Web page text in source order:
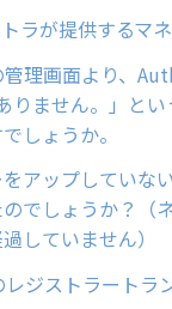
ラが提供するマ
理画面より、
りません。」と
しょうか。
アップしていな
でしょうか？（
していません）
ジストラートラ